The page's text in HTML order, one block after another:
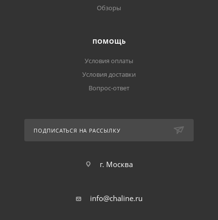
Обзоры
ПОМОЩЬ
Условия оплаты
Условия доставки
Вопрос-ответ
ПОДПИСАТЬСЯ НА РАССЫЛКУ
г. Москва
info@chaline.ru